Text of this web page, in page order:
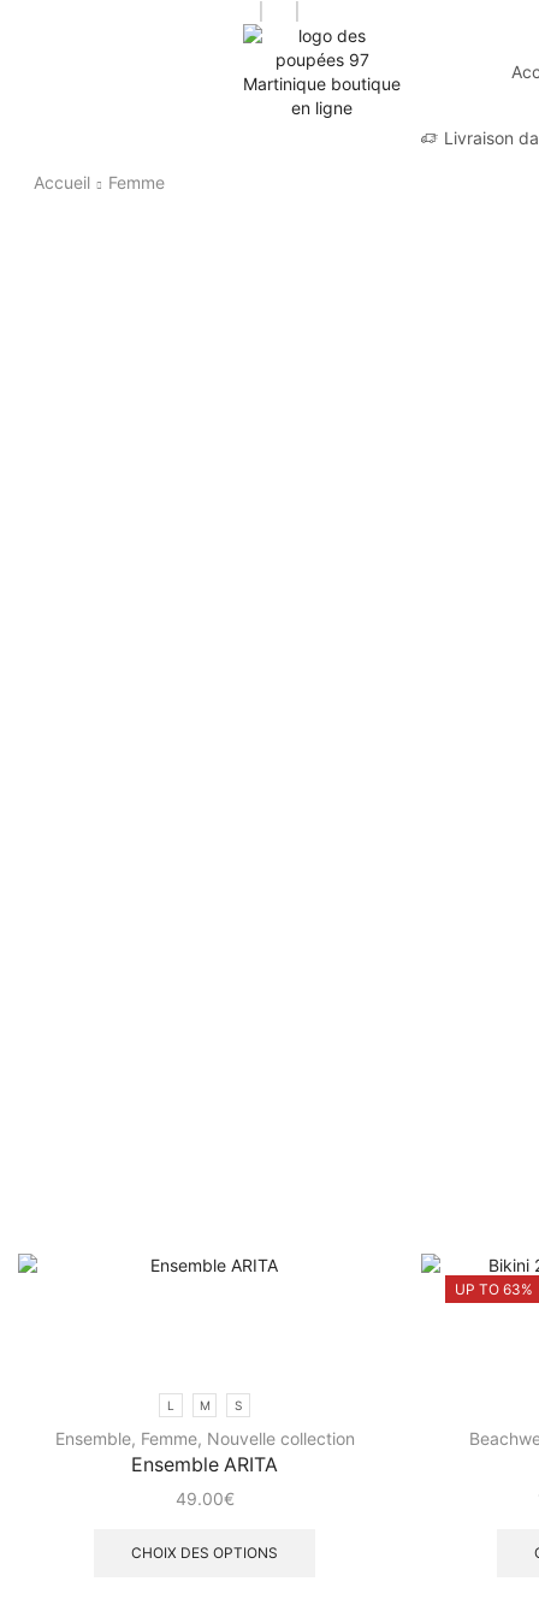
Livraison
Accueil Femme
L M S
Ensemble, Femme, Nouvelle collection
Ensemble ARITA
49.00€
CHOIX DES OPTIONS